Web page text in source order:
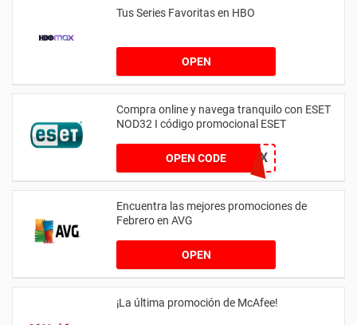
Tus Series Favoritas en HBO
OPEN
Compra online y navega tranquilo con ESET
NOD32 I código promocional ESET
OPEN CODEPICODIMX
Encuentra las mejores promociones de
Febrero en AVG
OPEN
¡La última promoción de McAfee!